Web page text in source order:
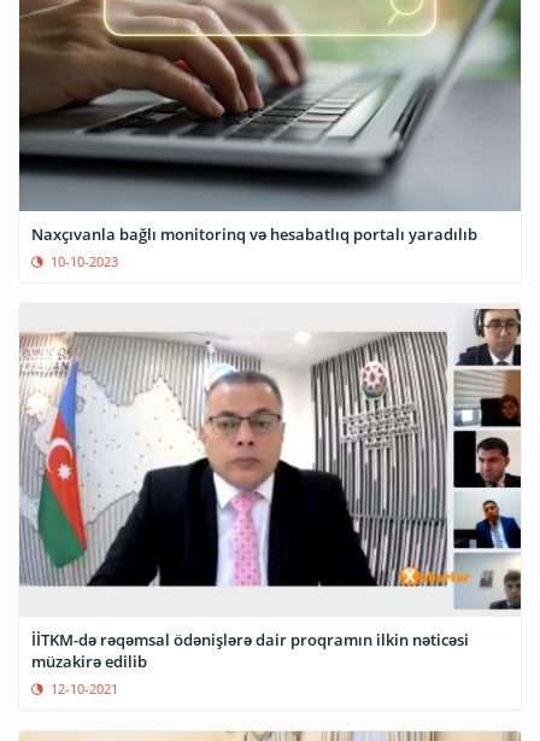
Naxçıvanla bağlı monitorinq və hesabatlıq portalı yaradılıb
10-10-2023
İİTKM-də rəqəmsal ödənişlərə dair proqramın ilkin nəticəsi
müzakirə edilib
12-10-2021